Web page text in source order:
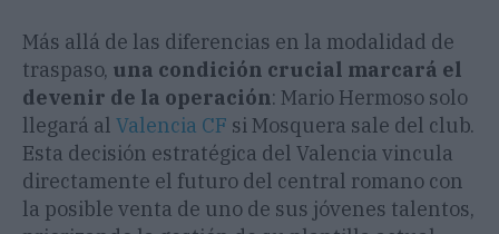
Más allá de las diferencias en la modalidad de
traspaso, una condición crucial marcará el
devenir de la operación: Mario Hermoso solo
llegará al Valencia CF si Mosquera sale del club.
Esta decisión estratégica del Valencia vincula
directamente el futuro del central romano con
la posible venta de uno de sus jóvenes talentos,